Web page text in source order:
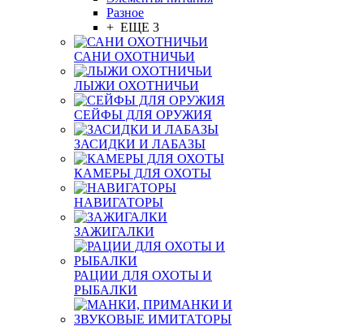
Разное
+ ЕЩЕ 3
САНИ ОХОТНИЧЬИ
ЛЫЖИ ОХОТНИЧЬИ
СЕЙФЫ ДЛЯ ОРУЖИЯ
ЗАСИДКИ И ЛАБАЗЫ
КАМЕРЫ ДЛЯ ОХОТЫ
НАВИГАТОРЫ
ЗАЖИГАЛКИ
РАЦИИ ДЛЯ ОХОТЫ И
РЫБАЛКИ